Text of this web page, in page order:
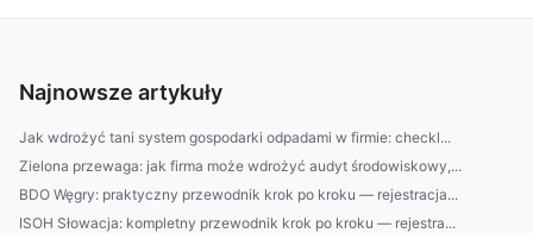
Najnowsze artykuły
Jak wdrożyć tani system gospodarki odpadami w firmie: checkl...
Zielona przewaga: jak firma może wdrożyć audyt środowiskowy,...
BDO Węgry: praktyczny przewodnik krok po kroku — rejestracja...
ISOH Słowacja: kompletny przewodnik krok po kroku — rejestra...